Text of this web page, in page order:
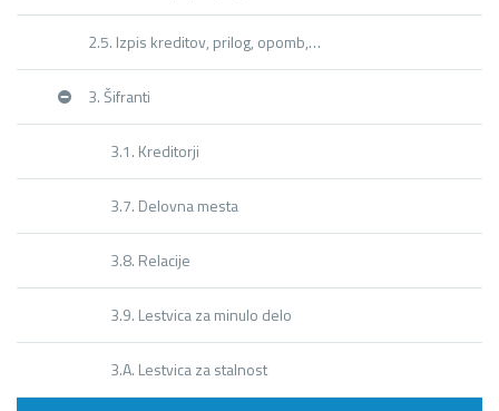
2.5. Izpis kreditov, prilog, opomb,…
3. Šifranti
3.1. Kreditorji
3.7. Delovna mesta
3.8. Relacije
3.9. Lestvica za minulo delo
3.A. Lestvica za stalnost